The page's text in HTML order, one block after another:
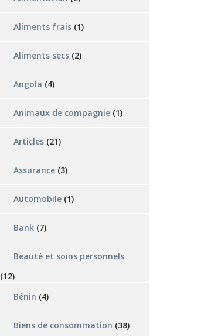
Aliments frais (1)
Aliments secs (2)
Angola (4)
Animaux de compagnie (1)
Articles (21)
Assurance (3)
Automobile (1)
Bank (7)
Beauté et soins personnels
(12)
Bénin (4)
Biens de consommation (38)